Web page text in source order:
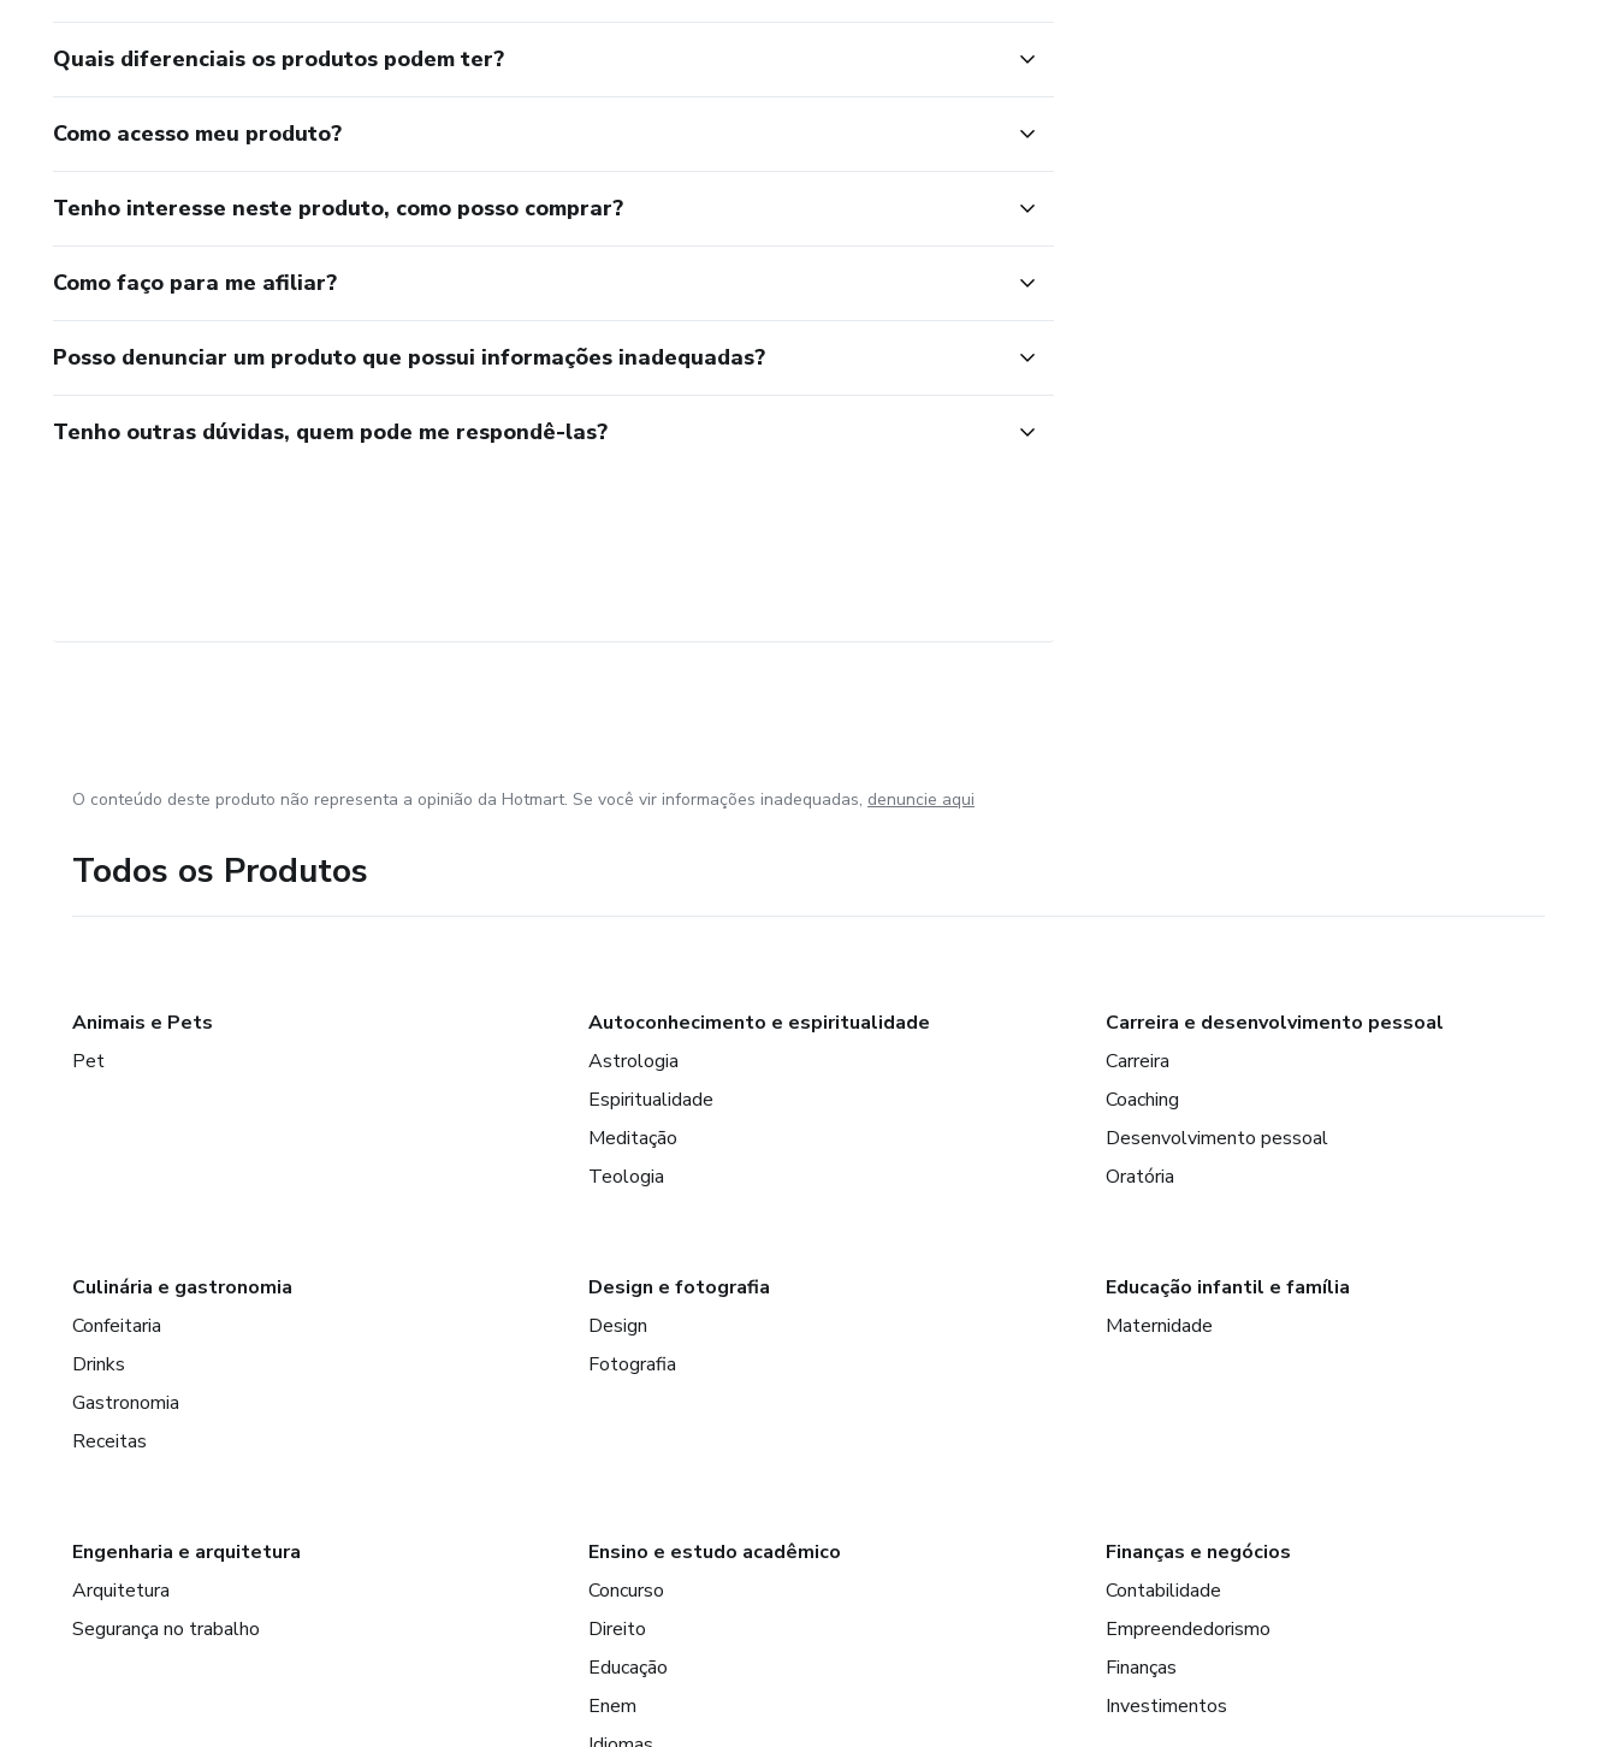
Quais diferenciais os produtos podem ter?
Como acesso meu produto?
Tenho interesse neste produto, como posso comprar?
Como faço para me afiliar?
Posso denunciar um produto que possui informações inadequadas?
Tenho outras dúvidas, quem pode me respondê-las?
O conteúdo deste produto não representa a opinião da Hotmart. Se você vir informações inadequadas, denuncie aqui
Todos os Produtos
Animais e Pets
Pet
Autoconhecimento e espiritualidade
Astrologia
Espiritualidade
Meditação
Teologia
Carreira e desenvolvimento pessoal
Carreira
Coaching
Desenvolvimento pessoal
Oratória
Culinária e gastronomia
Confeitaria
Drinks
Gastronomia
Receitas
Design e fotografia
Design
Fotografia
Educação infantil e família
Maternidade
Engenharia e arquitetura
Arquitetura
Segurança no trabalho
Ensino e estudo acadêmico
Concurso
Direito
Educação
Enem
Finanças e negócios
Contabilidade
Empreendedorismo
Finanças
Investimentos